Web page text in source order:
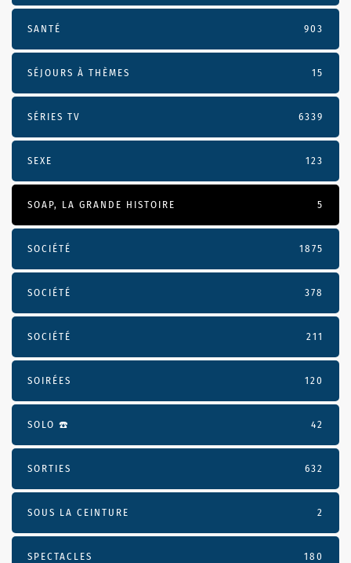
SANTÉ 903
SÉJOURS À THÈMES 15
SÉRIES TV 6339
SEXE 123
SOAP, LA GRANDE HISTOIRE 5
SOCIÉTÉ 1875
SOCIÉTÉ 378
SOCIÉTÉ 211
SOIRÉES 120
SOLO ☎️ 42
SORTIES 632
SOUS LA CEINTURE 2
SPECTACLES 180